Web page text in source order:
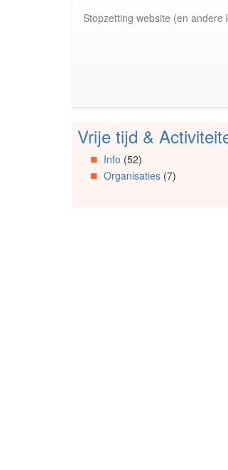
Stopzetting website (en andere
Spring
naar
Artikels
Spring
Vrije tijd &
Info (52)
Organisaties(7)